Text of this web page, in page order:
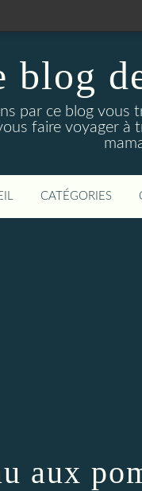
blog
par ce blog vous
faire voyager à
CATÉGORIES
aux